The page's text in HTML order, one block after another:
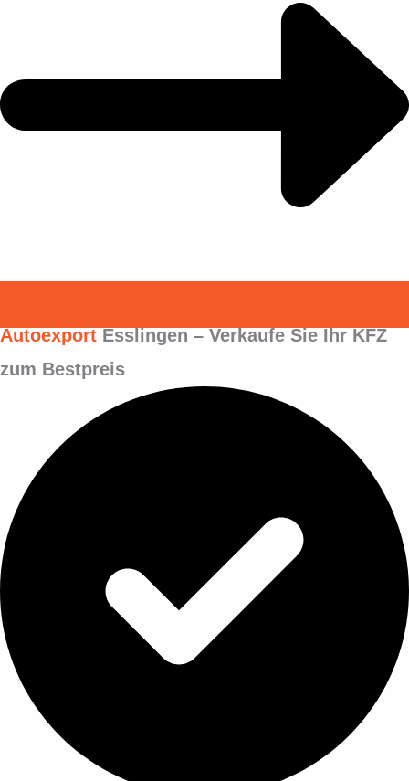
Autoexport Esslingen – Verkaufe Sie Ihr KFZ
zum Bestpreis